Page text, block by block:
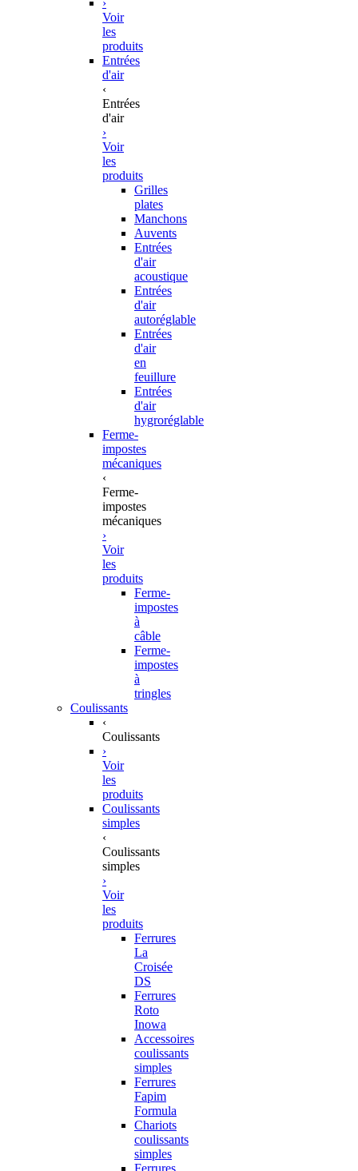
Voir
les
produits
Entrées
d'air
‹
Entrées
d'air
›
Voir
les
produits
Grilles
plates
Manchons
Auvents
Entrées
d'air
acoustique
Entrées
d'air
autoréglable
Entrées
d'air
en
feuillure
Entrées
d'air
hygroréglable
Ferme-
impostes
mécaniques
‹
Ferme-
impostes
mécaniques
›
Voir
les
produits
Ferme-
impostes
à
câble
Ferme-
impostes
à
tringles
Coulissants
‹
Coulissants
›
Voir
les
produits
Coulissants
simples
‹
Coulissants
simples
›
Voir
les
produits
Ferrures
La
Croisée
DS
Ferrures
Roto
Inowa
Accessoires
coulissants
simples
Ferrures
Fapim
Formula
Chariots
coulissants
simples
Ferrures